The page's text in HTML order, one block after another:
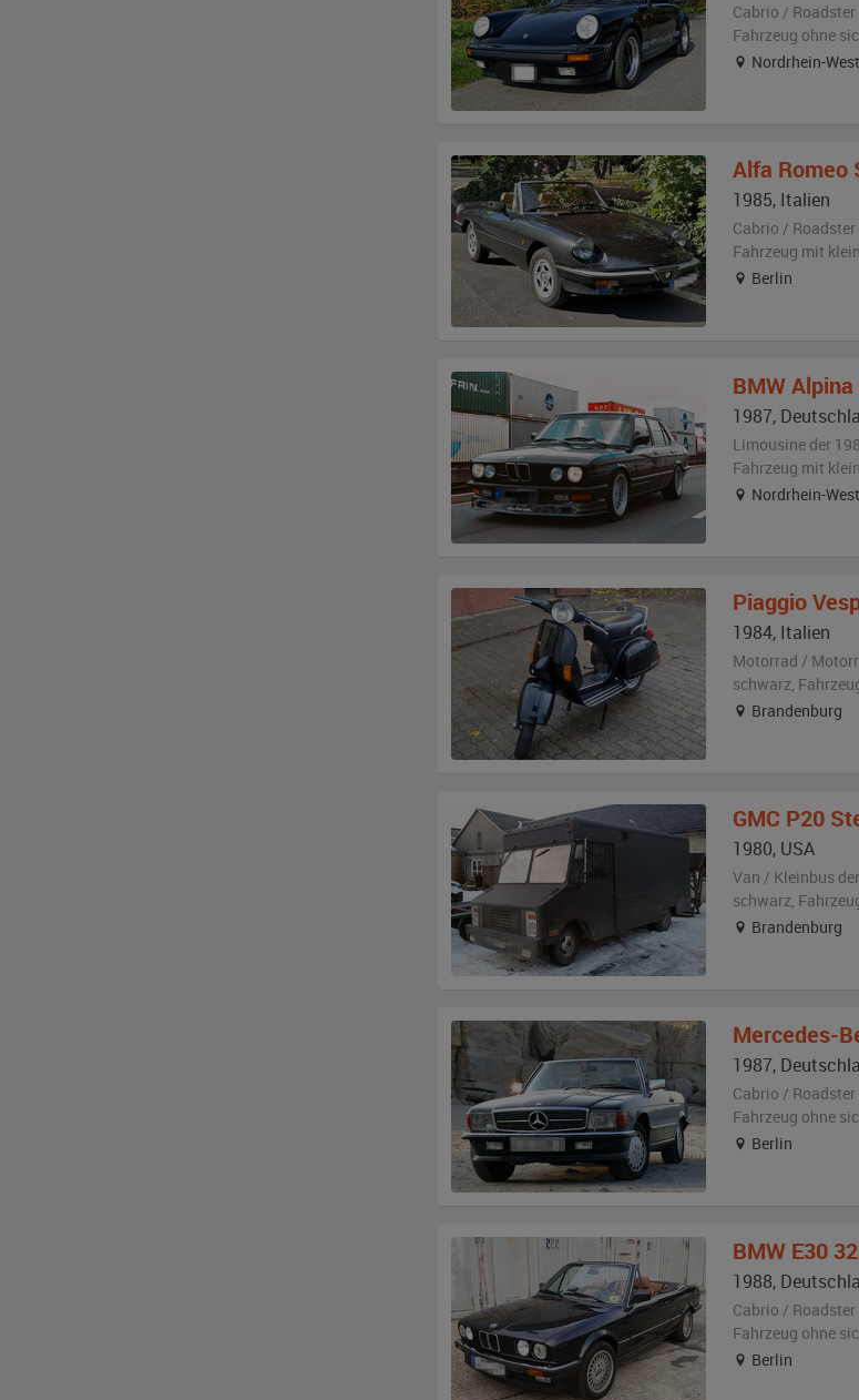
Cabrio /
Fahrzeug ohne
Nordrhein-
Alfa Romeo
1985, Italien
Cabrio /
Fahrzeug mit
Berlin
BMW Alpina
1987,
Limousine der
Fahrzeug mit
Nordrhein-
Piaggio
1984, Italien
Motorrad /
schwarz,
Brandenburg
GMC P20
1980, USA
Van / Kleinbus
schwarz,
Brandenburg
Mercedes-
1987,
Cabrio /
Fahrzeug ohne
Berlin
BMW E30
1988,
Cabrio /
Fahrzeug ohne
Berlin